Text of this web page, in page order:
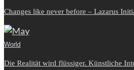
Changes like never before – Lazarus
World
Die Realität wird flüssiger. Künstliche